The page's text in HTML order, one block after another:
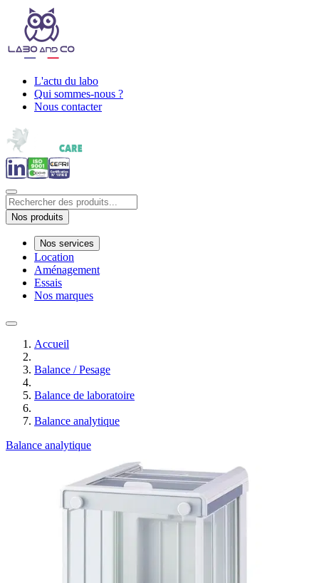
L'actu du labo
Qui sommes-nous ?
Nous contacter
Nos produits
Nos services
Location
Aménagement
Essais
Nos marques
Accueil
Balance / Pesage
Balance de laboratoire
Balance analytique
Balance analytique